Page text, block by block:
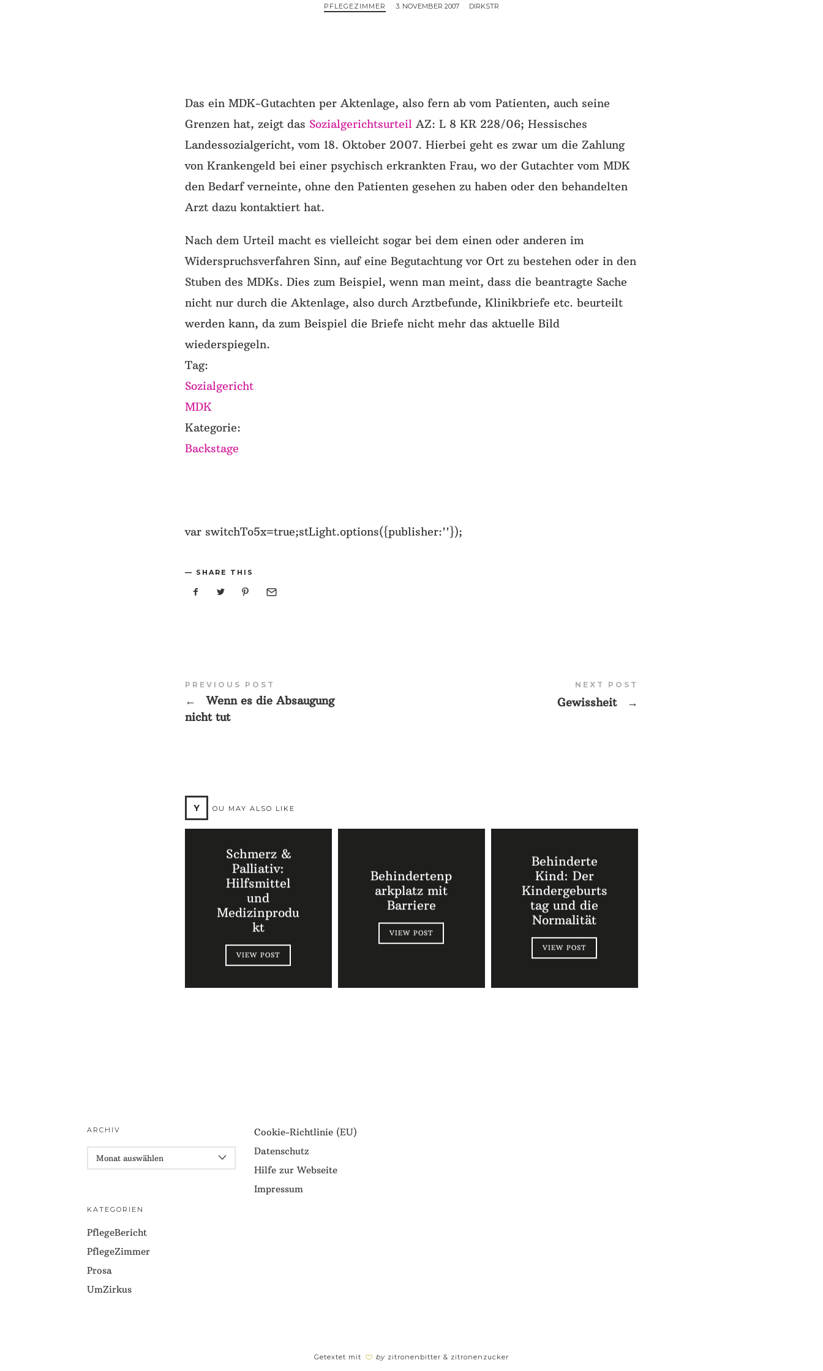
PFLEGEZIMMER 3. NOVEMBER 2007 DIRKSTR
Das ein MDK-Gutachten per Aktenlage, also fern ab vom Patienten, auch seine
Grenzen hat, zeigt das Sozialgerichtsurteil AZ: L 8 KR 228/06; Hessisches
Landessozialgericht, vom 18. Oktober 2007. Hierbei geht es zwar um die Zahlung
von Krankengeld bei einer psychisch erkrankten Frau, wo der Gutachter vom MDK
den Bedarf verneinte, ohne den Patienten gesehen zu haben oder den behandelten
Arzt dazu kontaktiert hat.
Nach dem Urteil macht es vielleicht sogar bei dem einen oder anderen im
Widerspruchsverfahren Sinn, auf eine Begutachtung vor Ort zu bestehen oder in den
Stuben des MDKs. Dies zum Beispiel, wenn man meint, dass die beantragte Sache
nicht nur durch die Aktenlage, also durch Arztbefunde, Klinikbriefe etc. beurteilt
werden kann, da zum Beispiel die Briefe nicht mehr das aktuelle Bild
wiederspiegeln.
Tag:
Sozialgericht
MDK
Kategorie:
Backstage
var switchTo5x=true;stLight.options({publisher:''});
SHARE THIS
PREVIOUS POST
←
Wenn es die Absaugung
nicht tut
NEXT POST
Gewissheit →
Y OU MAY ALSO LIKE
Schmerz &
Palliativ:
Hilfsmittel
und
Medizinprodu
kt
VIEW POST
Behindertenp
arkplatz mit
Barriere
VIEW POST
Behinderte
Kind: Der
Kindergeburts
tag und die
Normalität
VIEW POST
ARCHIV
KATEGORIEN
PflegeBericht
PflegeZimmer
Prosa
UmZirkus
Cookie-Richtlinie (EU)
Datenschutz
Hilfe zur Webseite
Impressum
Getextet mit byzitronenbitter & zitronenzucker